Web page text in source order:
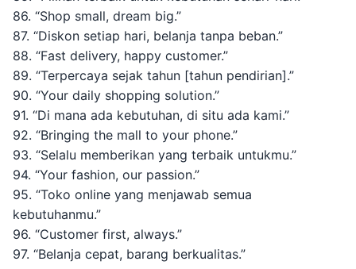
86. “Shop small, dream big.”
87. “Diskon setiap hari, belanja tanpa beban.”
88. “Fast delivery, happy customer.”
89. “Terpercaya sejak tahun [tahun pendirian].”
90. “Your daily shopping solution.”
91. “Di mana ada kebutuhan, di situ ada kami.”
92. “Bringing the mall to your phone.”
93. “Selalu memberikan yang terbaik untukmu.”
94. “Your fashion, our passion.”
95. “Toko online yang menjawab semua
kebutuhanmu.”
96. “Customer first, always.”
97. “Belanja cepat, barang berkualitas.”